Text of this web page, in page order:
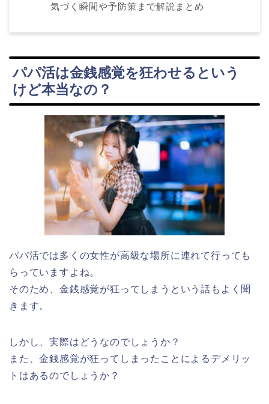
気づく瞬間や予防策まで解説まとめ
パパ活は金銭感覚を狂わせるという
けど本当なの？
パパ活では多くの女性が高級な場所に連れて行っても
らっていますよね。
そのため、金銭感覚が狂ってしまうという話もよく聞
きます。
しかし、実際はどうなのでしょうか？
また、金銭感覚が狂ってしまったことによるデメリッ
トはあるのでしょうか？